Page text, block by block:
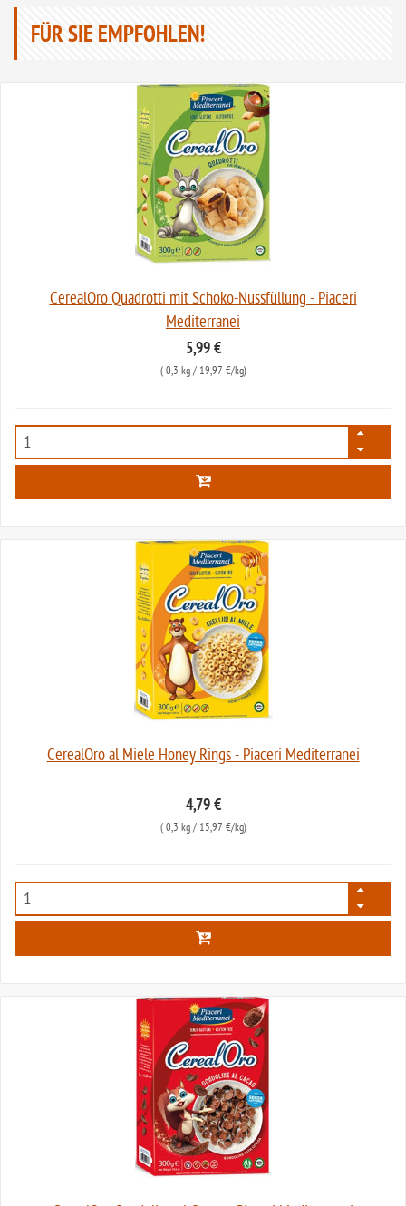
FÜR SIE EMPFOHLEN!
CerealOro Quadrotti mit Schoko-Nussfüllung - Piaceri
Mediterranei
5,99 €
( 0,3 kg/ 19,97 €/kg)
7806
CerealOro al Miele Honey Rings - Piaceri Mediterranei
4,79 €
( 0,3 kg/ 15,97 €/kg)
7807